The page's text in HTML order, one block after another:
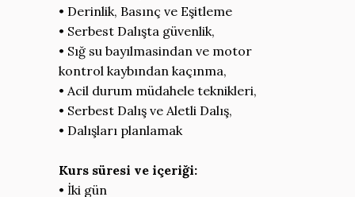
• Derinlik, Basınç ve Eşitleme
• Serbest Dalışta güvenlik,
• Sığ su bayılmasindan ve motor
kontrol kaybından kaçınma,
• Acil durum müdahele teknikleri,
• Serbest Dalış ve Aletli Dalış,
• Dalışları planlamak
Kurs süresi ve içeriği:
• İki gün